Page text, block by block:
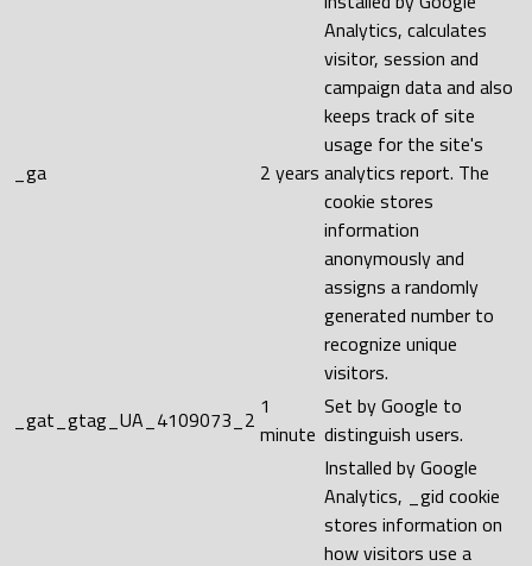
_ga 2 years
Analytics, calculates
visitor, session and
campaign data and also
keeps track of site
usage for the site's
analytics report. The
cookie stores
information
anonymously and
assigns a randomly
generated number to
recognize unique
visitors.
_gat_gtag_UA_4109073_2 1
minute
Set by Google to
distinguish users.
Installed by Google
Analytics, _gid cookie
stores information on
how visitors use a